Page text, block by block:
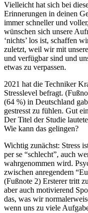
Vielleicht hat sich bei
Erinnerungen in deinen
immer schneller und
wünschen sich unsere
‘nichts’ los ist, schaffen
zuletzt, weil wir mit
und verfügbar sind und
etwas zu verpassen.
2021 hat die Techniker
Stresslevel befragt.
(64 %) in Deutschland
gestresst zu fühlen. Gut
Der Titel der Studie
Wie kann das gelingen?
Wichtig zunächst: Stress
per se “schlecht”, auch
wahrgenommen wird.
zwischen anregendem
(Fußnote 2) Ersterer tritt
aber auch motivierend
das, was wir
wenn uns zu viele